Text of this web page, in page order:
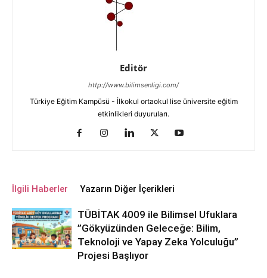
Editör
http://www.bilimsenligi.com/
Türkiye Eğitim Kampüsü - İlkokul ortaokul lise üniversite eğitim
etkinlikleri duyuruları.
İlgili Haberler Yazarın Diğer İçerikleri
TÜBİTAK 4009 ile Bilimsel Ufuklara
”Gökyüzünden Geleceğe: Bilim,
Teknoloji ve Yapay Zeka Yolculuğu”
Projesi Başlıyor